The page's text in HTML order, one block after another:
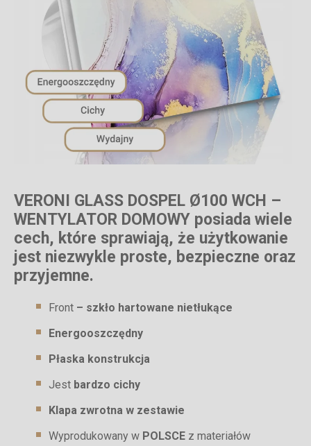
VERONI GLASS DOSPEL Ø100 WCH –
WENTYLATOR DOMOWY posiada wiele
cech, które sprawiają, że użytkowanie
jest niezwykle proste, bezpieczne oraz
przyjemne.
Front – szkło hartowane nietłukące
Energooszczędny
Płaska konstrukcja
Jest bardzo cichy
Klapa zwrotna w zestawie
Wyprodukowany w POLSCE z materiałów